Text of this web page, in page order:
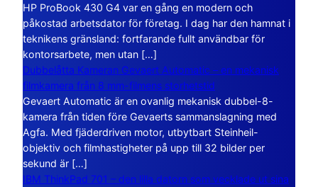
HP ProBook 430 G4 var en gång en modern och
påkostad arbetsdator för företag. I dag har den hamnat i
teknikens gränsland: fortfarande fullt användbar för
kontorsarbete, men utan […]
Dubbelåtta Kameran Gevaert Automatic – en mekanisk
filmkamera från 8 mm-filmens storhetstid
Gevaert Automatic är en ovanlig mekanisk dubbel-8-
kamera från tiden före Gevaerts sammanslagning med
Agfa. Med fjäderdriven motor, utbytbart Steinheil-
objektiv och filmhastigheter på upp till 32 bilder per
sekund är […]
IBM ThinkPad 701 – den lilla datorn som vecklade ut sina